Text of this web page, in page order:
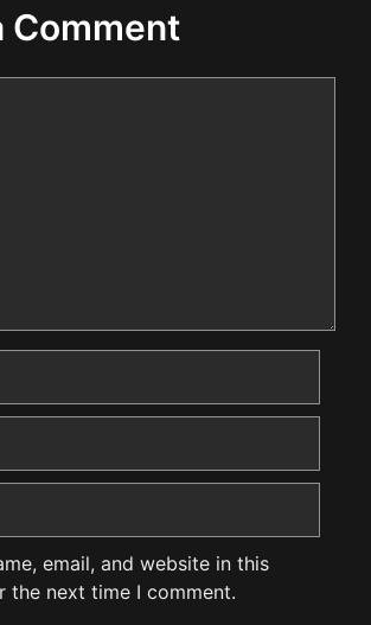
Comment
email, and website in this
the next time I comment.